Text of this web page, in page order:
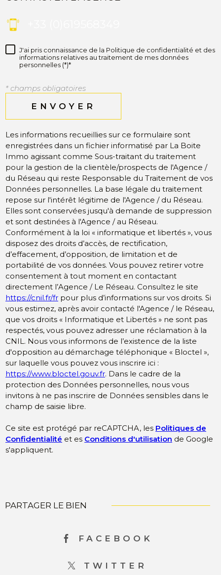
J'ai pris connaissance de la Politique de confidentialité et des
informations relatives au traitement de mes données
personnelles (*)*
* champs obligatoires
ENVOYER
Les informations recueillies sur ce formulaire sont
enregistrées dans un fichier informatisé par La Boite
Immo agissant comme Sous-traitant du traitement
pour la gestion de la clientèle/prospects de l'Agence /
du Réseau qui reste Responsable du Traitement de vos
Données personnelles. La base légale du traitement
repose sur l'intérêt légitime de l'Agence / du Réseau.
Elles sont conservées jusqu'à demande de suppression
et sont destinées à l'Agence / au Réseau.
Conformément à la loi « informatique et libertés », vous
disposez des droits d’accès, de rectification,
d’effacement, d’opposition, de limitation et de
portabilité de vos données. Vous pouvez retirer votre
consentement à tout moment en contactant
directement l’Agence / Le Réseau. Consultez le site
https://cnil.fr/fr pour plus d’informations sur vos droits. Si
vous estimez, après avoir contacté l'Agence / le Réseau,
que vos droits « Informatique et Libertés » ne sont pas
respectés, vous pouvez adresser une réclamation à la
CNIL. Nous vous informons de l’existence de la liste
d'opposition au démarchage téléphonique « Bloctel »,
sur laquelle vous pouvez vous inscrire ici :
https://www.bloctel.gouv.fr. Dans le cadre de la
protection des Données personnelles, nous vous
invitons à ne pas inscrire de Données sensibles dans le
champ de saisie libre.
Ce site est protégé par reCAPTCHA, les Politiques de
Confidentialité et es Conditions d'utilisation de Google
s'appliquent.
PARTAGER LE BIEN
FACEBOOK
TWITTER